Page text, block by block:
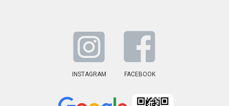
INSTAGRAM FACEBOOK